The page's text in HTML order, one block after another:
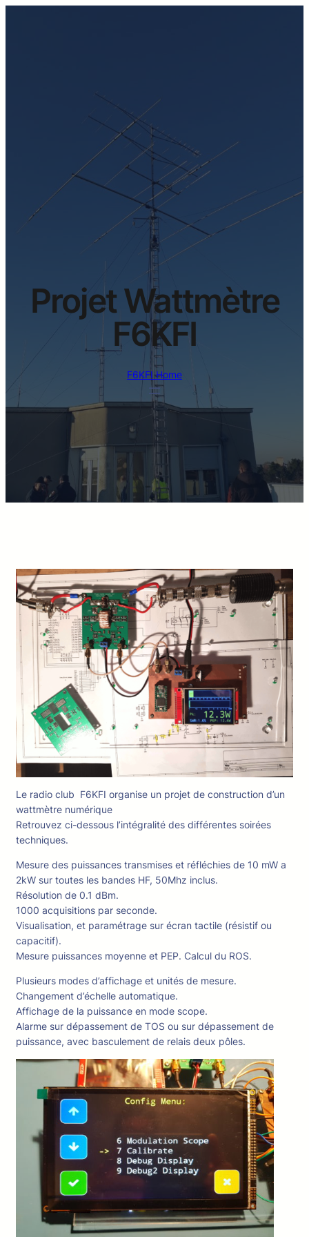
Projet Wattmètre
F6KFI
F6KFI Home
Le radio club F6KFI organise un projet de construction d’un
wattmètre numérique
Retrouvez ci-dessous l’intégralité des différentes soirées
techniques.
Mesure des puissances transmises et réfléchies de 10 mW a
2kW sur toutes les bandes HF, 50Mhz inclus.
Résolution de 0.1 dBm.
1000 acquisitions par seconde.
Visualisation, et paramétrage sur écran tactile (résistif ou
capacitif).
Mesure puissances moyenne et PEP. Calcul du ROS.
Plusieurs modes d’affichage et unités de mesure.
Changement d’échelle automatique.
Affichage de la puissance en mode scope.
Alarme sur dépassement de TOS ou sur dépassement de
puissance, avec basculement de relais deux pôles.